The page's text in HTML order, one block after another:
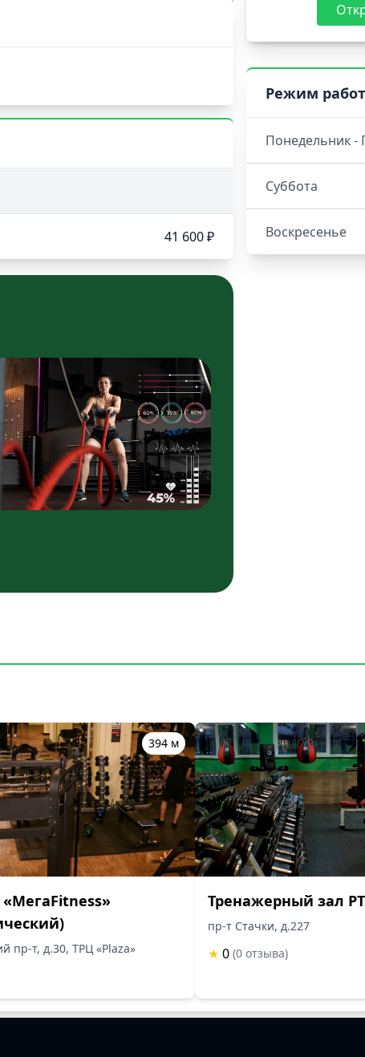
41 600 ₽
Режим
Понедельник -
Суббота
Воскресенье
394 м
пр-т, д.30, ТРЦ «Plaza»
Тренажерный зал
пр-т Стачки, д.227
★ 0 (0 отзыва)